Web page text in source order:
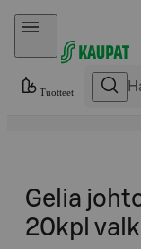
Hyppää sisältöön
Tuotteet
Gelia
20kpl